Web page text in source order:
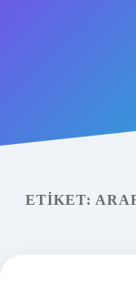
Yasal Uyarı
ETIKET: